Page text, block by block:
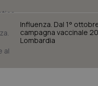
Influenza. Dal 1°
campagna vaccinale
Lombardia
visid_incap_2921979